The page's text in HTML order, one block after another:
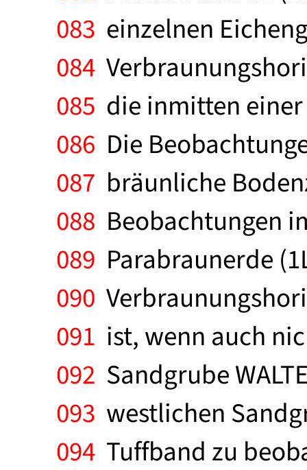
083 einzelnen
084
085 die inmitten
086 Die
087 bräunliche
088 Beobachtungen
089 Parabraunerde
090
091 ist, wenn auch
092 Sandgrube
093 westlichen
094 Tuffband zu